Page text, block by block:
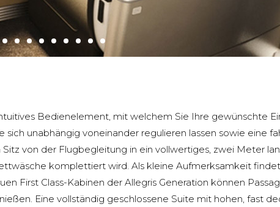
Bedienelement, mit welchem Sie Ihre gewünschte
unabhängig voneinander regulieren lassen sowie eine
von der Flugbegleitung in ein vollwertiges, zwei Meter
komplettiert wird. Als kleine Aufmerksamkeit
First Class-Kabinen der Allegris Generation können
Eine vollständig geschlossene Suite mit hohen, fast